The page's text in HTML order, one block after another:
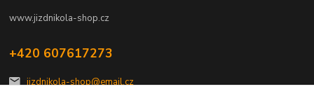
www.jizdnikola-shop.cz
+420 607617273
jizdnikola-shop@email.cz